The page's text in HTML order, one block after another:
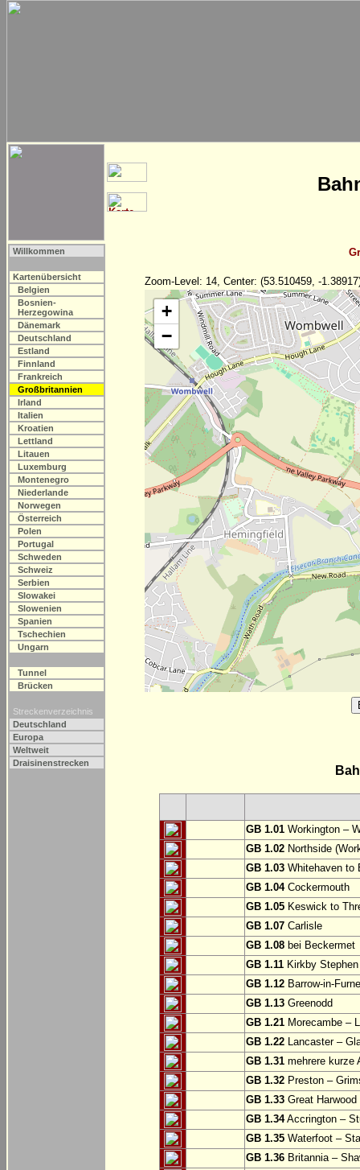
Willkommen
Kartenübersicht
Belgien
Bosnien-
Herzegowina
Dänemark
Deutschland
Estland
Finnland
Frankreich
Großbritannien
Irland
Italien
Kroatien
Lettland
Litauen
Luxemburg
Montenegro
Niederlande
Norwegen
Österreich
Polen
Portugal
Schweden
Schweiz
Serbien
Slowakei
Slowenien
Spanien
Tschechien
Ungarn
Tunnel
Brücken
Streckenverzeichnis
Deutschland
Europa
Weltweit
Draisinenstrecken
Zoom-Level: 14, Center: (53.510459, -
+
−
GB 1.01 Workington –
GB 1.02 Northside
GB 1.03 Whitehaven to
GB 1.04Cockermouth
GB 1.05 Keswick to
GB 1.07 Carlisle
GB 1.08 bei Beckermet
GB 1.11 Kirkby Stephen
GB 1.12 Barrow-in-
GB 1.13 Greenodd
GB 1.21 Morecambe –
GB 1.22 Lancaster –
GB 1.31 mehrere kurze
GB 1.32 Preston –
GB 1.33 Great
GB 1.34Accrington –
GB 1.35 Waterfoot –
GB 1.36 Britannia –